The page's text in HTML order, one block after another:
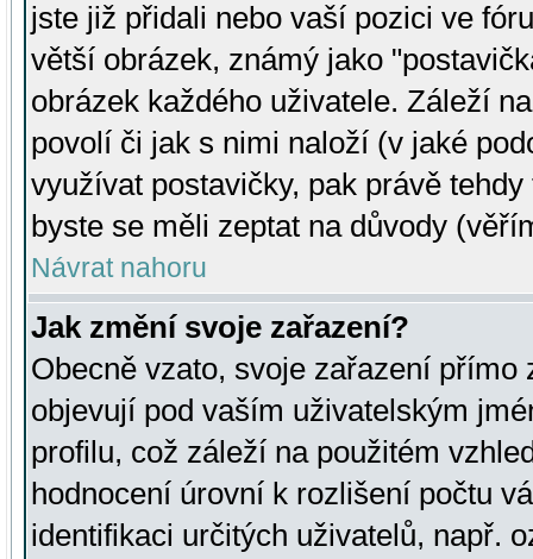
jste již přidali nebo vaší pozici ve
větší obrázek, známý jako
obrázek každého uživatele. Záleží
povolí či jak s nimi naloží (v jaké
využívat postavičky, pak právě
byste se měli zeptat na důvody
Návrat nahoru
Jak změní svoje zařazení?
Obecně vzato, svoje zařazení přímo
objevují pod vaším uživatelským
profilu, což záleží na použitém
hodnocení úrovní k rozlišení počtu
identifikaci určitých uživatelů, např.